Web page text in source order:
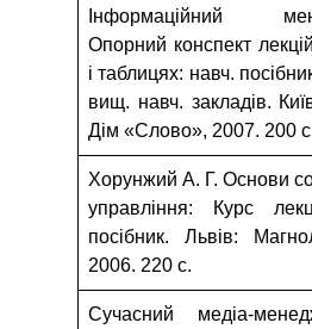
Інформаційний
Опорний конспект
і таблицях: навч.
вищ. навч. закладів.
Дім «Слово», 2007. 200
Хорунжий А. Г. Основи
управління: Курс
посібник. Львів:
2006. 220 с.
Сучасний медіа-